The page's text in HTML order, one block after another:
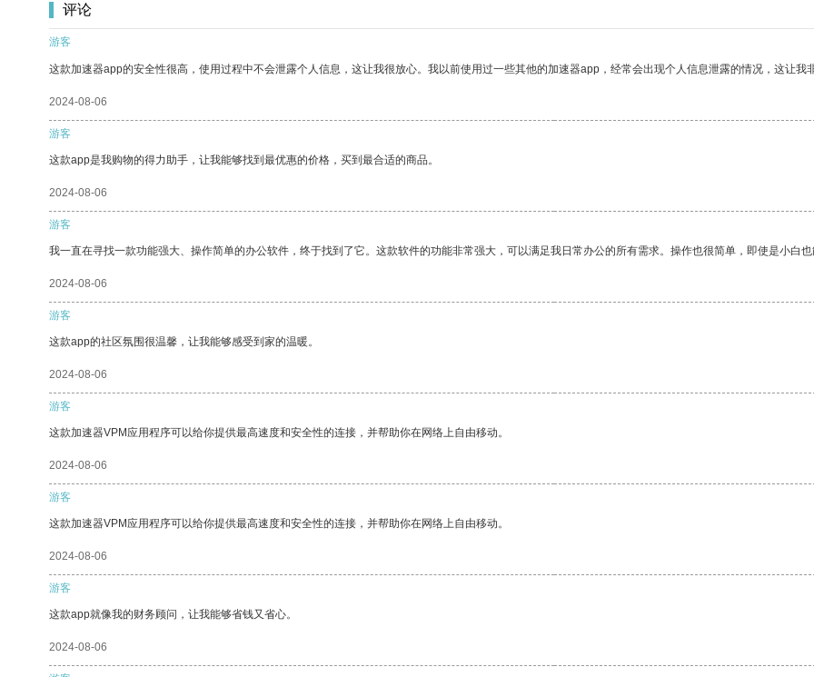
评论
游客
这款加速器app的安全性很高，使用过程中不会泄露个人信息，这让我很放心。我以前使用过一些其他的加速器app，经常会出现个人信息泄露的情况，这让我
2024-08-06
游客
这款app是我购物的得力助手，让我能够找到最优惠的价格，买到最合适的商品。
2024-08-06
游客
我一直在寻找一款功能强大、操作简单的办公软件，终于找到了它。这款软件的功能非常强大，可以满足我日常办公的所有需求。操作也很简单，即使是小白也
2024-08-06
游客
这款app的社区氛围很温馨，让我能够感受到家的温暖。
2024-08-06
游客
这款加速器VPM应用程序可以给你提供最高速度和安全性的连接，并帮助你在网络上自由移动。
2024-08-06
游客
这款加速器VPM应用程序可以给你提供最高速度和安全性的连接，并帮助你在网络上自由移动。
2024-08-06
游客
这款app就像我的财务顾问，让我能够省钱又省心。
2024-08-06